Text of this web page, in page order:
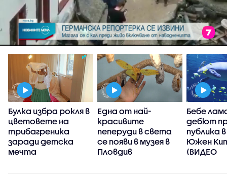
Булка избра рокля в
цветовете на
трибагреника
заради детска
мечта
Една от най-
красивите
пеперуди в света
се появи в музея в
Пловдив
Бебе
дебют
публика
Южен
(ВИДЕО